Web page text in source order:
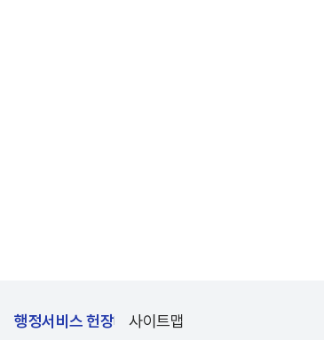
행정서비스 헌장 사이트맵